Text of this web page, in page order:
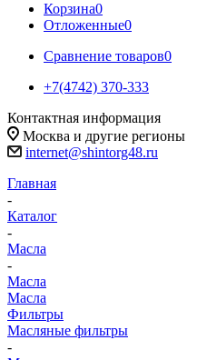
Корзина0
Отложенные0
Сравнение товаров0
+7(4742) 370-333
Контактная информация
Москва и другие регионы
internet@shintorg48.ru
Главная
-
Каталог
-
Масла
-
Масла
Масла
Фильтры
Масляные фильтры
-